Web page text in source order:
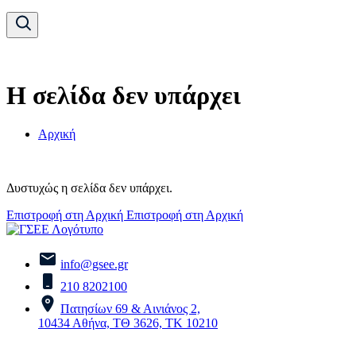
Η σελίδα δεν υπάρχει
Αρχική
Δυστυχώς η σελίδα δεν υπάρχει.
Επιστροφή στη Αρχική Επιστροφή στη Αρχική
info@gsee.gr
210 8202100
Πατησίων 69 & Αινιάνος 2,
10434 Αθήνα, ΤΘ 3626, ΤΚ 10210